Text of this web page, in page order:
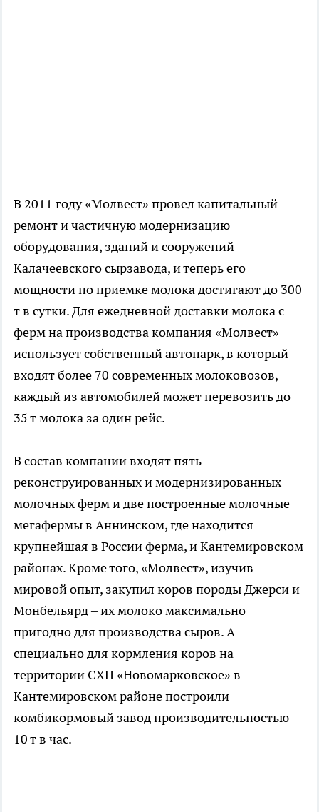
В 2011 году «Молвест» провел капитальный
ремонт и частичную модернизацию
оборудования, зданий и сооружений
Калачеевского сырзавода, и теперь его
мощности по приемке молока достигают до 300
т в сутки. Для ежедневной доставки молока с
ферм на производства компания «Молвест»
использует собственный автопарк, в который
входят более 70 современных молоковозов,
каждый из автомобилей может перевозить до
35 т молока за один рейс.
В состав компании входят пять
реконструированных и модернизированных
молочных ферм и две построенные молочные
мегафермы в Аннинском, где находится
крупнейшая в России ферма, и Кантемировском
районах. Кроме того, «Молвест», изучив
мировой опыт, закупил коров породы Джерси и
Монбельярд – их молоко максимально
пригодно для производства сыров. А
специально для кормления коров на
территории СХП «Новомарковское» в
Кантемировском районе построили
комбикормовый завод производительностью
10 т в час.